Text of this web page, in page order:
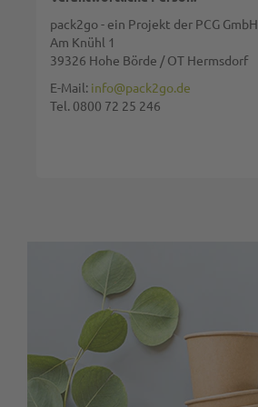
pack2go - ein Projekt der PCG GmbH
Am Knühl 1
39326 Hohe Börde / OT Hermsdorf
E-Mail: info@pack2go.de
Tel. 0800 72 25 246